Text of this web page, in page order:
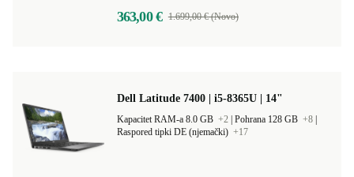
363,00 € 1.699,00 € (Novo)
Dell Latitude 7400 | i5-8365U | 14"
Kapacitet RAM-a 8.0 GB +2 Pohrana 128 GB +8
Raspored tipki DE (njemački) +17